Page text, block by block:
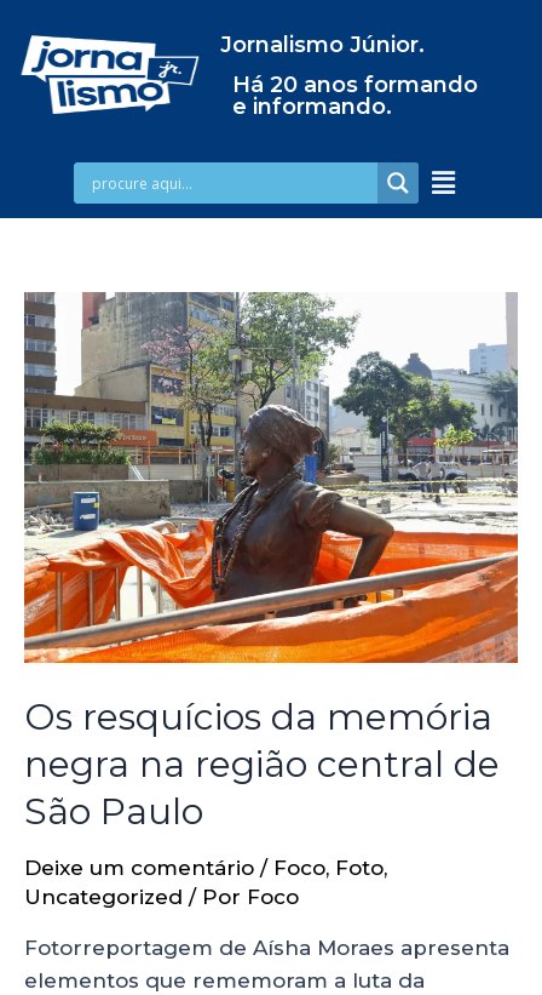
Jornalismo Júnior.
Há 20 anos formando
e informando.
Os resquícios da memória
negra na região central de
São Paulo
Deixe um comentário / Foco, Foto,
Uncategorized / Por Foco
Fotorreportagem de Aísha Moraes apresenta
elementos que rememoram a luta da